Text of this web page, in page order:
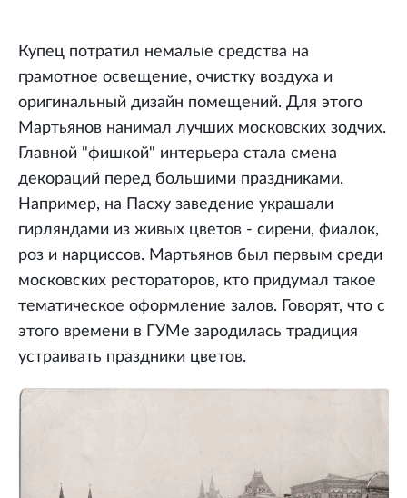
Купец потратил немалые средства на
грамотное освещение, очистку воздуха и
оригинальный дизайн помещений. Для этого
Мартьянов нанимал лучших московских зодчих.
Главной "фишкой" интерьера стала смена
декораций перед большими праздниками.
Например, на Пасху заведение украшали
гирляндами из живых цветов - сирени, фиалок,
роз и нарциссов. Мартьянов был первым среди
московских рестораторов, кто придумал такое
тематическое оформление залов. Говорят, что с
этого времени в ГУМе зародилась традиция
устраивать праздники цветов.